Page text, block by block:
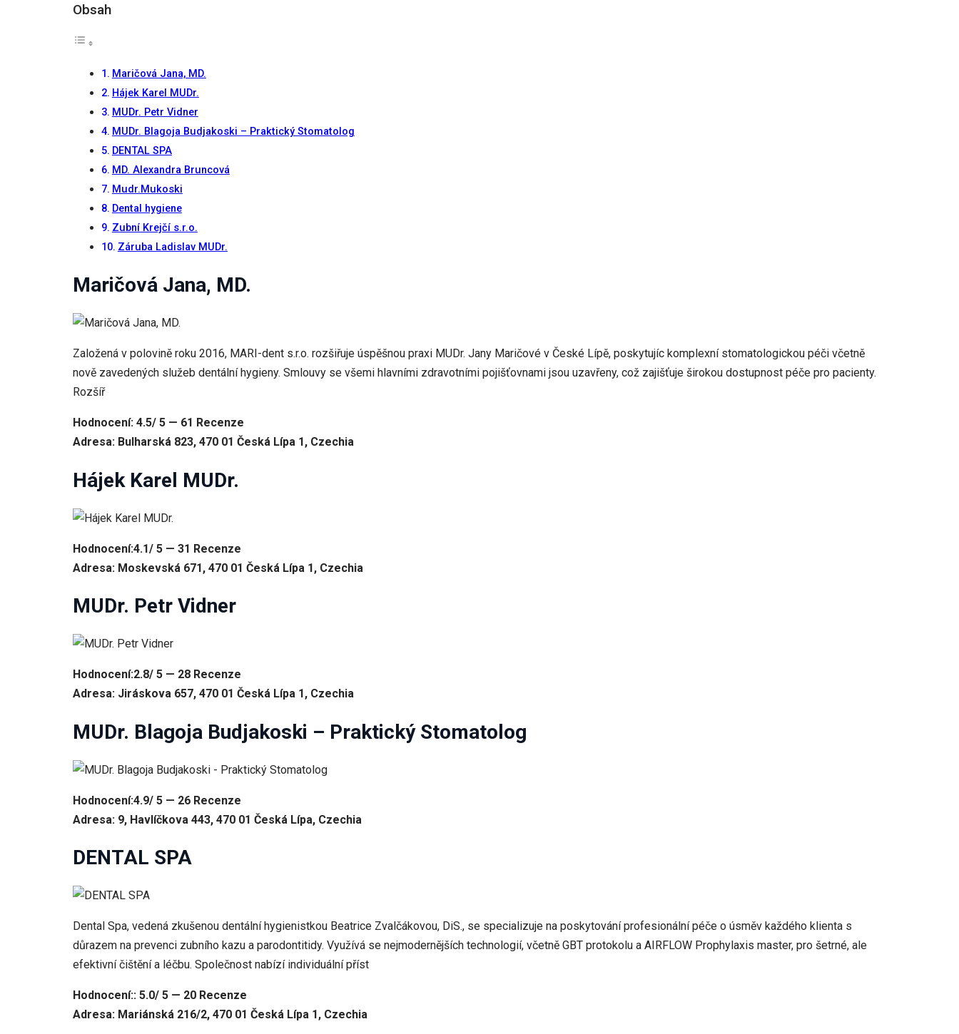
Obsah
Maričová Jana, MD.
Hájek Karel MUDr.
MUDr. Petr Vidner
MUDr. Blagoja Budjakoski – Praktický Stomatolog
DENTAL SPA
MD. Alexandra Bruncová
Mudr.Mukoski
Dental hygiene
Zubní Krejčí s.r.o.
Záruba Ladislav MUDr.
Maričová Jana, MD.
Založená v polovině roku 2016, MARI-dent s.r.o. rozšiřuje úspěšnou praxi MUDr. Jany Maričové v České Lípě, poskytujíc komplexní stomatologickou péči včetně
nově zavedených služeb dentální hygieny. Smlouvy se všemi hlavními zdravotními pojišťovnami jsou uzavřeny, což zajišťuje širokou dostupnost péče pro pacienty.
Rozšíř
Hodnocení: 4.5/ 5 — 61 Recenze
Adresa: Bulharská 823, 470 01 Česká Lípa 1, Czechia
Hájek Karel MUDr.
Hodnocení:4.1/ 5 — 31 Recenze
Adresa: Moskevská 671, 470 01 Česká Lípa 1, Czechia
MUDr. Petr Vidner
Hodnocení:2.8/ 5 — 28 Recenze
Adresa: Jiráskova 657, 470 01 Česká Lípa 1, Czechia
MUDr. Blagoja Budjakoski – Praktický Stomatolog
Hodnocení:4.9/ 5 — 26 Recenze
Adresa: 9, Havlíčkova 443, 470 01 Česká Lípa, Czechia
DENTAL SPA
Dental Spa, vedená zkušenou dentální hygienistkou Beatrice Zvalčákovou, DiS., se specializuje na poskytování profesionální péče o úsměv každého klienta s
důrazem na prevenci zubního kazu a parodontitidy. Využívá se nejmodernějších technologií, včetně GBT protokolu a AIRFLOW Prophylaxis master, pro šetrné, ale
efektivní čištění a léčbu. Společnost nabízí individuální příst
Hodnocení:: 5.0/ 5 — 20 Recenze
Adresa: Mariánská 216/2, 470 01 Česká Lípa 1, Czechia